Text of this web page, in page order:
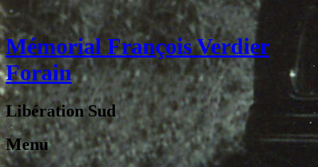
Mémorial François Verdier
Forain
Libération Sud
Menu